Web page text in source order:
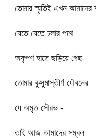
তোমার স্মৃতিই এখন
যেতে যেতে চলার পথে
অকৃপণ হাতে ছড়িয়ে গেছ
তোমার কুসুমাস্তীর্ণ যৌবনের
যে অমৃত সৌরভ -
তাই আজ আমাদের সম্বল